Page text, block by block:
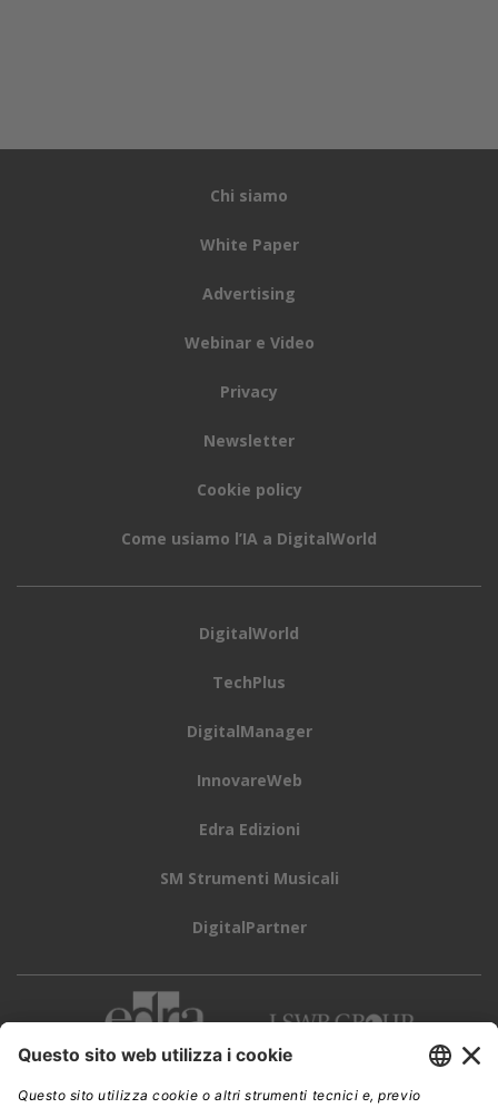
Chi siamo
White Paper
Advertising
Webinar e Video
Privacy
Newsletter
Cookie policy
Come usiamo l’IA a DigitalWorld
DigitalWorld
TechPlus
DigitalManager
InnovareWeb
Edra Edizioni
SM Strumenti Musicali
DigitalPartner
CWI è una testata giornalistica diEdra Edizioni s.r.l.